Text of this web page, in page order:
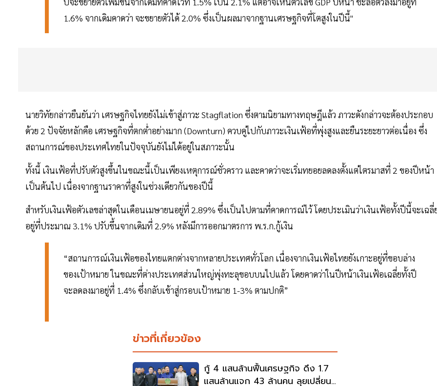
1.6% จากเดิมคาดว่า จะขยายตัวได้ 2.0% ซึ่งเป็นผลมาจากฐานเศรษฐกิจที่โตสูงในปีนี้"
นายวิทัยกล่าวยืนยันว่า เศรษฐกิจไทยยังไม่เข้าสู่ภาวะ Stagflation ซึ่งตามนิยามทางทฤษฎีแล้ว ภาวะดังกล่าวจะต้องประกอบ
ด้วย 2 ปัจจัยหลักคือ เศรษฐกิจที่ตกต่ำอย่างมาก (Downturn) ควบคู่ไปกับภาวะเงินเฟ้อที่พุ่งสูงและยืนระยะยาวต่อเนื่อง ซึ่ง
สถานการณ์ของประเทศไทยในปัจจุบันยังไม่ได้อยู่ในสภาวะนั้น
ทั้งนี้ เงินเฟ้อที่ปรับตัวสูงขึ้นในขณะนี้เป็นเพียงเหตุการณ์ชั่วคราว และคาดว่าจะเริ่มทยอยลดลงตั้งแต่ไตรมาสที่ 2 ของปีหน้า
เป็นต้นไป เนื่องจากฐานราคาที่สูงในช่วงเดียวกันของปีนี้
สำหรับเงินเฟ้อตัวเลขล่าสุดในเดือนเมษายนอยู่ที่ 2.89% ซึ่งเป็นไปตามที่คาดการณ์ไว้ โดยประเมินว่าเงินเฟ้อทั้งปีนี้จะเฉลี่
อยู่ที่ประมาณ 3.1% ปรับขึ้นจากเดิมที่ 2.9% หลังมีการออกมาตรการ พ.ร.ก.กู้เงิน
“สถานการณ์เงินเฟ้อของไทยแตกต่างจากหลายประเทศทั่วโลก เนื่องจากเงินเฟ้อไทยยังเกาะอยู่ที่ขอบล่าง
ของเป้าหมาย ในขณะที่ต่างประเทศส่วนใหญ่พุ่งทะลุขอบบนไปแล้ว โดยคาดว่าในปีหน้าเงินเฟ้อเฉลี่ยทั้งปี
จะลดลงมาอยู่ที่ 1.4% ซึ่งกลับเข้าสู่กรอบเป้าหมาย 1-3% ตามปกติ”
ข่าวที่เกี่ยวข้อง
กู้ 4 แสนล้านฟื้นเศรษฐกิจ ดึง 1.7
แสนล้านแจก 43 ล้านคน ลุยเปลี่ยน